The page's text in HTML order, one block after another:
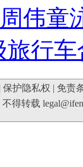
伟童
旅行
保护隐私权 | 免责
不得转载